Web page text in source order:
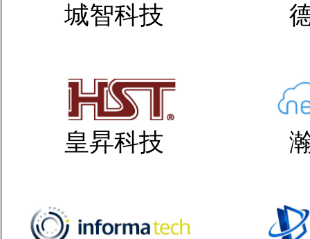
城智科技
皇昇科技